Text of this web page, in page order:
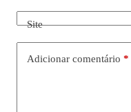
Site
Adicionar comentário *